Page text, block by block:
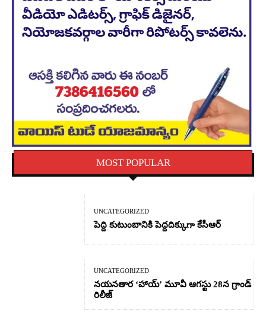
MOST POPULAR
UNCATEGORIZED
పెద్ది కుటుంబానికి పెద్దదిక్కుగా కేసీఆర్
UNCATEGORIZED
నయనతార ‘హాయ్’ మూవీ ఆగస్టు 28న గ్రాండ్
రిలీజ్